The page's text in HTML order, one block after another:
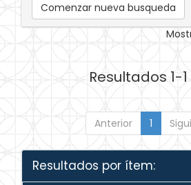
Comenzar nueva busqueda
Resultados 1-1
Anterior 1
Resultados por ítem: